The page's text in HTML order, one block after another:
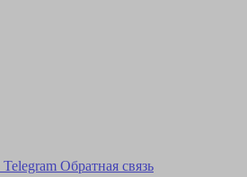
Telegram Обратная связь